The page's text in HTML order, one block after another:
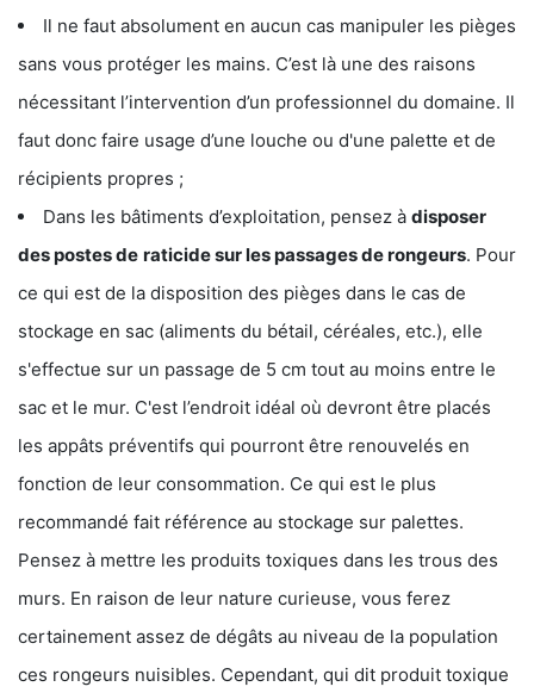
Il ne faut absolument en aucun cas manipuler les pièges
sans vous protéger les mains. C’est là une des raisons
nécessitant l’intervention d’un professionnel du domaine. Il
faut donc faire usage d’une louche ou d'une palette et de
récipients propres ;
Dans les bâtiments d’exploitation, pensez à disposer
des postes de raticide sur les passages de rongeurs. Pour
ce qui est de la disposition des pièges dans le cas de
stockage en sac (aliments du bétail, céréales, etc.), elle
s'effectue sur un passage de 5 cm tout au moins entre le
sac et le mur. C'est l’endroit idéal où devront être placés
les appâts préventifs qui pourront être renouvelés en
fonction de leur consommation. Ce qui est le plus
recommandé fait référence au stockage sur palettes.
Pensez à mettre les produits toxiques dans les trous des
murs. En raison de leur nature curieuse, vous ferez
certainement assez de dégâts au niveau de la population
ces rongeurs nuisibles. Cependant, qui dit produit toxique